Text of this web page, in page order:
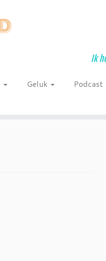
Ik
Geluk
Podcast